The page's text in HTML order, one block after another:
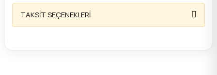
TAKSİT SEÇENEKLERİ